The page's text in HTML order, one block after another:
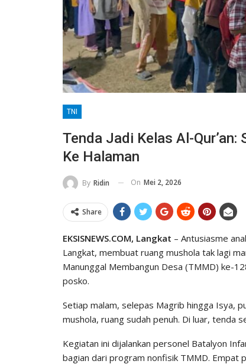
TNI
Tenda Jadi Kelas Al-
Ke Halaman
By Ridin On Mei 2, 2026
Share
EKSISNEWS.COM, Langkat – Antusiasme
Langkat, membuat ruang mushola tak lagi
Manunggal Membangun Desa (TMMD) ke-
posko.
Setiap malam, selepas Magrib hingga Isya,
mushola, ruang sudah penuh. Di luar, tenda
Kegiatan ini dijalankan personel Batalyon
bagian dari program nonfisik TMMD. Empat